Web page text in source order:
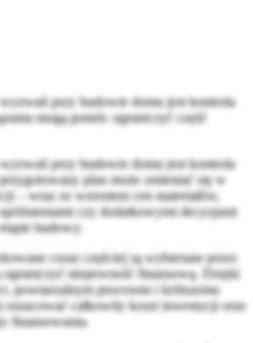
przy budowie domu jest kontrola
mogą pomóc ograniczyć część
przy budowie domu jest kontrola
plan może zmieniać się w
– wraz ze wzrostem cen materiałów,
czy dodatkowymi decyzjami
budowy.
coraz częściej są wybierane przez
niepewność finansową. Dzięki
powtarzalnym procesom i krótszemu
oszacować całkowity koszt inwestycji oraz
finansowania.